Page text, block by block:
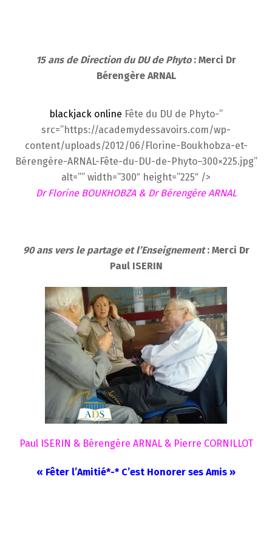
15 ans de Direction du DU de Phyto: Merci Dr
Bérengère ARNAL
blackjack online Fête du DU de Phyto-”
src=”https://academydessavoirs.com/wp-
content/uploads/2012/06/Florine-Boukhobza-et-
Bérengère-ARNAL-Fête-du-DU-de-Phyto–300×225.jpg”
alt=”” width=”300″ height=”225″ />
Dr Florine BOUKHOBZA & Dr Bérengère ARNAL
90 ans vers le partage et l’Enseignement: Merci Dr
Paul ISERIN
Paul ISERIN & Bérengère ARNAL & Pierre CORNILLOT
« Fêter l’Amitié*-* C’est Honorer ses Amis »